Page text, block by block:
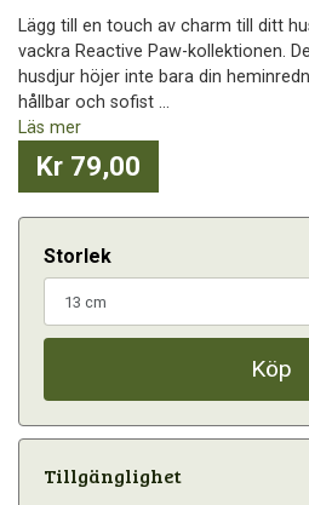
Lägg till en touch av charm till ditt
vackra Reactive Paw-kollektionen.
husdjur höjer inte bara din
hållbar och sofist ...
Läs mer
Kr 79,00
Storlek
Köp
Tillgänglighet